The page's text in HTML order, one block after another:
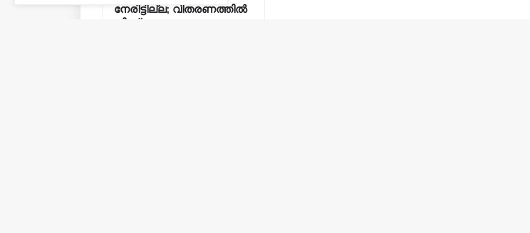
നേരിട്ടില്ല; വിതരണത്തിൽ
നിന്ന് സഹകരണ